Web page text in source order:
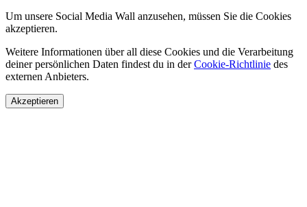
Um unsere Social Media Wall anzusehen, müssen Sie die Cookies
akzeptieren.
Weitere Informationen über all diese Cookies und die Verarbeitung
deiner persönlichen Daten findest du in derCookie-Richtlinie des
externen Anbieters.
Akzeptieren